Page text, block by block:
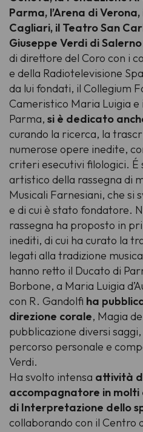
Parma, l’Arena di
Cagliari, il Teatro San
Giuseppe Verdi di Salerno
di direttore del Coro con i
e della Radiotelevisione
da lui fondati, il Collegium
Cameristico Maria Luigia e
Parma, si è dedicato
curando la ricerca, la
numerose opere inedite,
criteri esecutivi filologici.
artistico della rassegna di
Musicali Farnesiani, che si
e di cui è stato fondatore.
rassegna ha proposto in
inediti, di cui ha curato la
legati alla tradizione
hanno retto il Ducato di
Borbone, a Maria Luigia
con R. Gandolfi ha
direzione corale, Magia
pubblicazione diversi
percorso personale e
Verdi.
Ha svolto intensa attività
accompagnatore in
di Interpretazione dello
collaborando con il Centro